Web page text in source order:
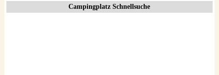
Campingplatz Schnellsuche